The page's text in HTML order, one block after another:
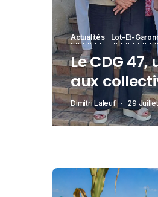
Actualités Lot-Et-
Le CDG
aux
Dimitri Laleuf 29